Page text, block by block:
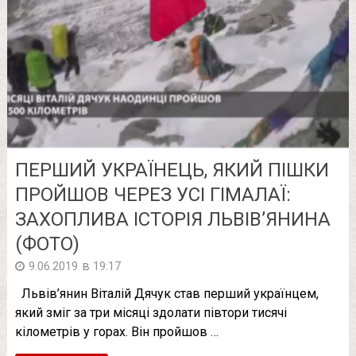
ПЕРШИЙ УКРАЇНЕЦЬ, ЯКИЙ ПІШКИ
ПРОЙШОВ ЧЕРЕЗ УСІ ГІМАЛАЇ:
ЗАХОПЛИВА ІСТОРІЯ ЛЬВІВ’ЯНИНА
(ФОТО)
9.06.2019 в 19:17
Львів’янин Віталій Дячук став перший українцем,
який зміг за три місяці здолати півтори тисячі
кілометрів у горах. Він пройшов …